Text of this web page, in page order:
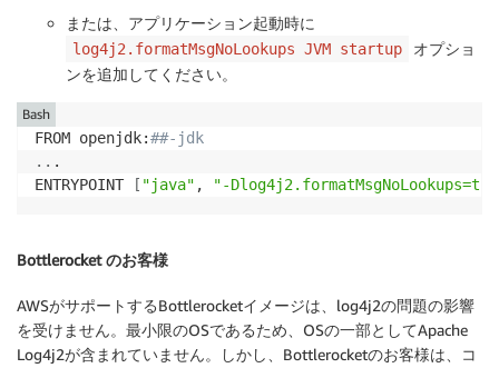
または、アプリケーション起動時に
log4j2.formatMsgNoLookups JVM startup
オプショ
ンを追加してください。
FROM openjdk:##-jdk
.. .
ENTRYPOINT
[ "java" , "-
Bash
Bottlerocket のお客様
AWSがサポートするBottlerocketイメージは、log4j2の問題の影響
を受けません。最小限のOSであるため、OSの一部としてApache
Log4j2が含まれていません。しかし、Bottlerocketのお客様は、コ